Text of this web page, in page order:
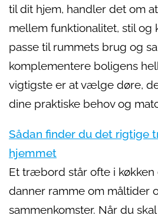
til dit hjem, handler det om
mellem funktionalitet, stil og
passe til rummets brug og
komplementere boligens
vigtigste er at vælge døre,
dine praktiske behov og
Sådan finder du det rigtige
hjemmet
Et træbord står ofte i køkken
danner ramme om måltider
sammenkomster. Når du